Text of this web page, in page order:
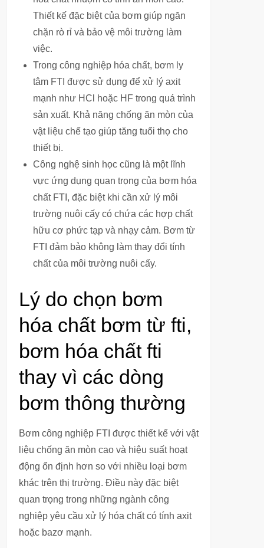
Thiết kế đặc biệt của bơm giúp ngăn
chặn rò rỉ và bảo vệ môi trường làm
việc.
Trong công nghiệp hóa chất, bơm ly
tâm FTI được sử dụng để xử lý axit
mạnh như HCl hoặc HF trong quá trình
sản xuất. Khả năng chống ăn mòn của
vật liệu chế tạo giúp tăng tuổi thọ cho
thiết bị.
Công nghệ sinh học cũng là một lĩnh
vực ứng dụng quan trọng của bơm hóa
chất FTI, đặc biệt khi cần xử lý môi
trường nuôi cấy có chứa các hợp chất
hữu cơ phức tạp và nhạy cảm. Bơm từ
FTI đảm bảo không làm thay đổi tính
chất của môi trường nuôi cấy.
Lý do chọn bơm
hóa chất bơm từ fti,
bơm hóa chất fti
thay vì các dòng
bơm thông thường
Bơm công nghiệp FTI được thiết kế với vật
liệu chống ăn mòn cao và hiệu suất hoạt
động ổn định hơn so với nhiều loại bơm
khác trên thị trường. Điều này đặc biệt
quan trọng trong những ngành công
nghiệp yêu cầu xử lý hóa chất có tính axit
hoặc bazơ mạnh.